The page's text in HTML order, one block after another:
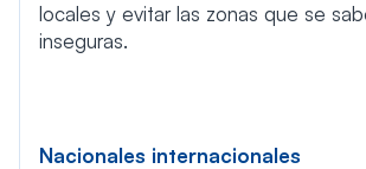
locales y evitar las zonas que se
inseguras.
Nacionales internacionales